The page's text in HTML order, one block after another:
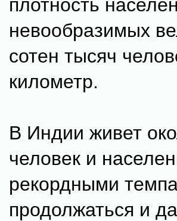
плотность
невообразимых
сотен тысяч
километр.
В Индии живет
человек и
рекордными
продолжаться и